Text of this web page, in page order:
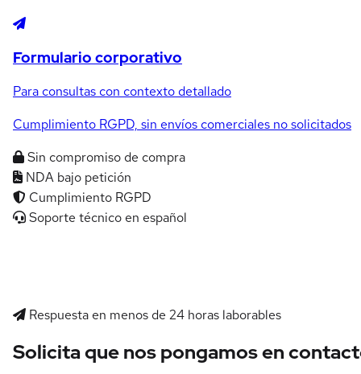
Formulario corporativo
Para consultas con contexto detallado
Cumplimiento RGPD, sin envíos comerciales no solicitados
Sin compromiso de compra
NDA bajo petición
Cumplimiento RGPD
Soporte técnico en español
Respuesta en menos de 24 horas laborables
Solicita que nos pongamos en